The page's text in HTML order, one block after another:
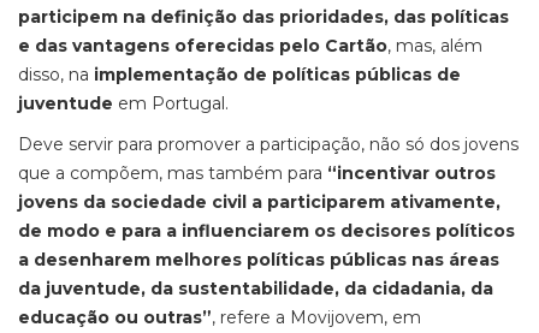
participem na definição das prioridades, das políticas
e das vantagens oferecidas pelo Cartão, mas, além
disso, na implementação de políticas públicas de
juventude em Portugal.
Deve servir para promover a participação, não só dos jovens
que a compõem, mas também para “incentivar outros
jovens da sociedade civil a participarem ativamente,
de modo e para a influenciarem os decisores políticos
a desenharem melhores políticas públicas nas áreas
da juventude, da sustentabilidade, da cidadania, da
educação ou outras”, refere a Movijovem, em